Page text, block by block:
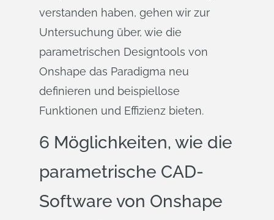
verstanden haben, gehen wir zur
Untersuchung über, wie die
parametrischen Designtools von
Onshape das Paradigma neu
definieren und beispiellose
Funktionen und Effizienz bieten.
6 Möglichkeiten, wie die
parametrische CAD-
Software von Onshape